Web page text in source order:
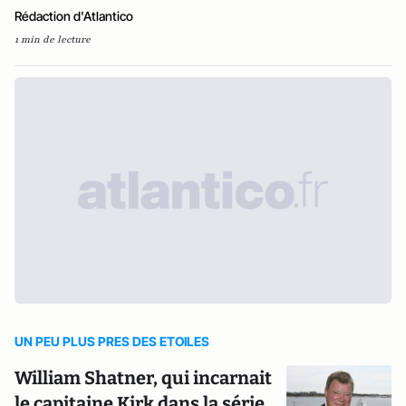
Rédaction d'Atlantico
1 min de lecture
UN PEU PLUS PRES DES ETOILES
William Shatner, qui incarnait